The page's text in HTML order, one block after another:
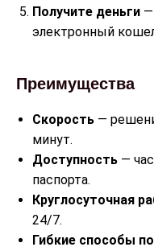
Получите деньги —
электронный
Преимущества
Скорость —
минут.
Доступность —
паспорта.
Круглосуточная
24/7.
Гибкие способы